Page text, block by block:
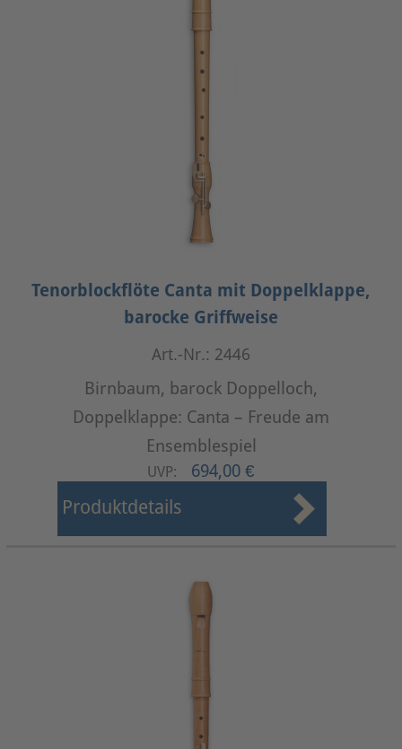
Tenorblockflöte Canta mit Doppelklappe,
barocke Griffweise
Art.-Nr.: 2446
Birnbaum, barock Doppelloch,
Doppelklappe: Canta – Freude am
Ensemblespiel
UVP: 694,00 €
Produktdetails